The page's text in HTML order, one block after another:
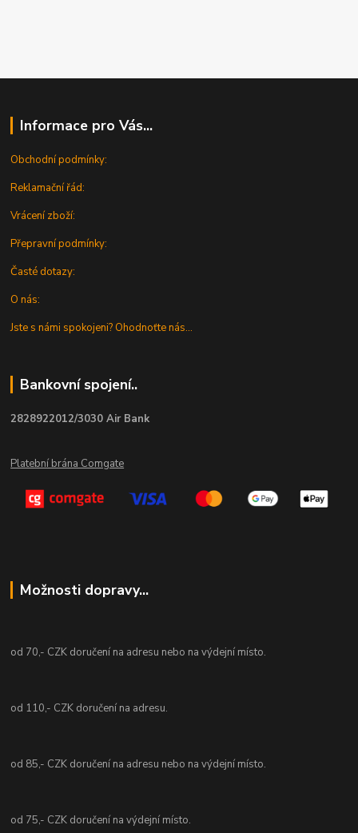
Informace pro Vás...
Obchodní podmínky:
Reklamační řád:
Vrácení zboží:
Přepravní podmínky:
Časté dotazy:
O nás:
Jste s námi spokojeni? Ohodnoťte nás...
Bankovní spojení..
2828922012/3030 Air Bank
Platební brána Comgate
Možnosti dopravy...
od 70,- CZK doručení na adresu nebo na výdejní místo.
od 110,- CZK doručení na adresu.
od 85,- CZK doručení na adresu nebo na výdejní místo.
od 75,- CZK doručení na výdejní místo.